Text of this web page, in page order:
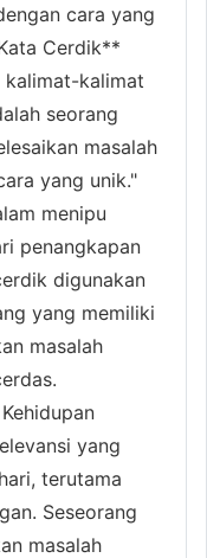
cara yang
Cerdik**
kalimat-kalimat
seorang
masalah
yang unik."
menipu
penangkapan
digunakan
yang memiliki
masalah
yang
terutama
Seseorang
masalah